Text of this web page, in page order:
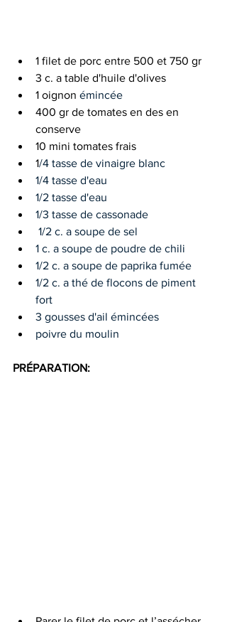
1 filet de porc entre 500 et 750 gr
3 c. a table d'huile d'olives
1 oignon émincée
400 gr de tomates en des en
conserve
10 mini tomates frais
1/4 tasse de vinaigre blanc
1/4 tasse d'eau
1/2 tasse d'eau
1/3 tasse de cassonade
1/2 c. a soupe de sel
1 c. a soupe de poudre de chili
1/2 c. a soupe de paprika fumée
1/2 c. a thé de flocons de piment
fort
3 gousses d'ail émincées
poivre du moulin
PRÉPARATION: